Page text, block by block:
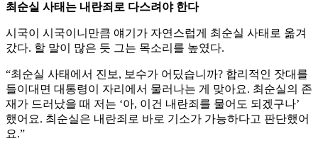
최순실 사태는 내란죄로 다스려야 한다
시국이 시국이니만큼 얘기가 자연스럽게 최순실 사태로 옮겨
갔다. 할 말이 많은 듯 그는 목소리를 높였다.
“최순실 사태에서 진보, 보수가 어딨습니까? 합리적인 잣대를
들이대면 대통령이 자리에서 물러나는 게 맞아요. 최순실의 존
재가 드러났을 때 저는 ‘아, 이건 내란죄를 물어도 되겠구나’
했어요. 최순실은 내란죄로 바로 기소가 가능하다고 판단했어
요.”